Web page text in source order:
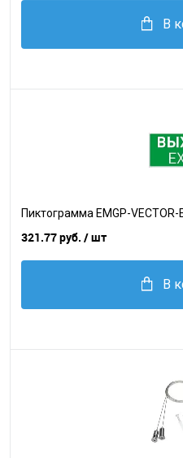
В
Пиктограмма EMGP-
321.77 руб. / шт
В